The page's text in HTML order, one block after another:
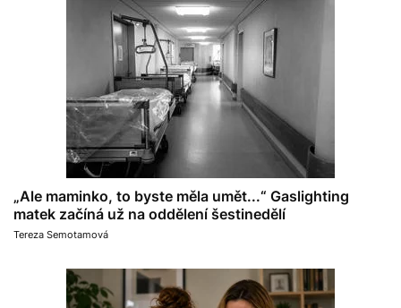
„Ale maminko, to byste měla umět...“ Gaslighting
matek začíná už na oddělení šestinedělí
Tereza Semotamová